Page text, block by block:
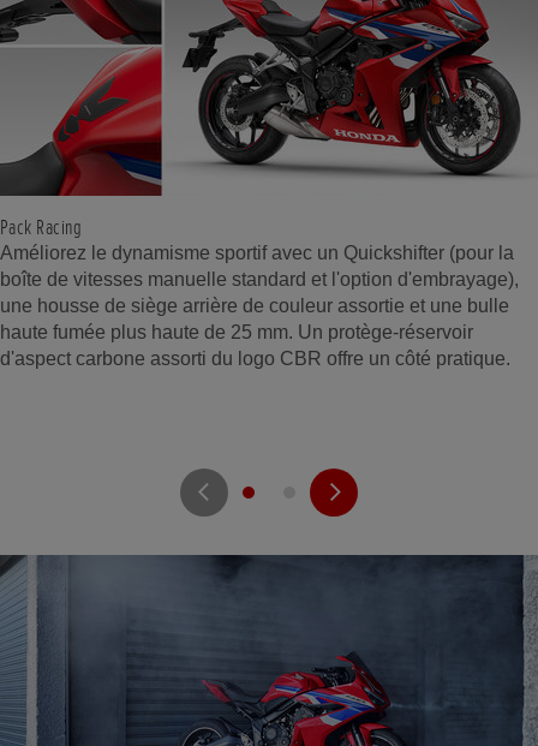
Pack Racing
Améliorez le dynamisme sportif avec un Quickshifter (pour la
boîte de vitesses manuelle standard et l'option d'embrayage),
une housse de siège arrière de couleur assortie et une bulle
haute fumée plus haute de 25 mm. Un protège-réservoir
d'aspect carbone assorti du logo CBR offre un côté pratique.